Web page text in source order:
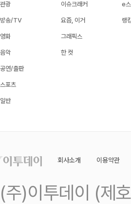
관광
방송/TV
영화
음악
공연/출판
스포츠
일반
이슈크래커
요즘, 이거
그래픽스
한 컷
e
랭
회사소개 이용약관
(주)이투데이 (제